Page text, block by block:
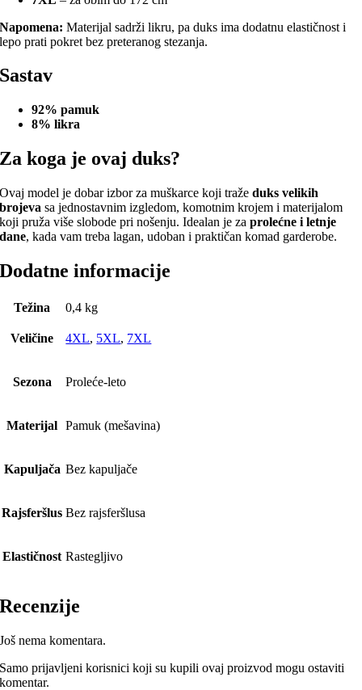
Napomena: Materijal sadrži likru, pa duks ima dodatnu elastičnost i
lepo prati pokret bez preteranog stezanja.
Sastav
92% pamuk
8% likra
Za koga je ovaj duks?
Ovaj model je dobar izbor za muškarce koji tražeduks velikih
brojeva sa jednostavnim izgledom, komotnim krojem i materijalom
koji pruža više slobode pri nošenju. Idealan je zaprolećne i letnje
dane, kada vam treba lagan, udoban i praktičan komad garderobe.
Dodatne informacije
Težina 0,4 kg
Veličine 4XL, 5XL, 7XL
Sezona Proleće-leto
Materijal Pamuk (mešavina)
Kapuljača Bez kapuljače
Rajsferšlus Bez rajsferšlusa
Elastičnost Rastegljivo
Recenzije
Još nema komentara.
Samo prijavljeni korisnici koji su kupili ovaj proizvod mogu ostaviti
komentar.